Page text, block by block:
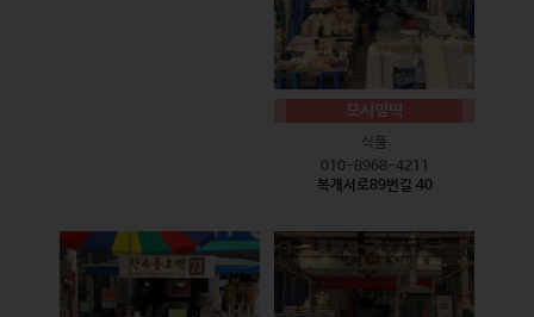
모시잎떡
식품
010-8968-4211
복개서로89번길 40